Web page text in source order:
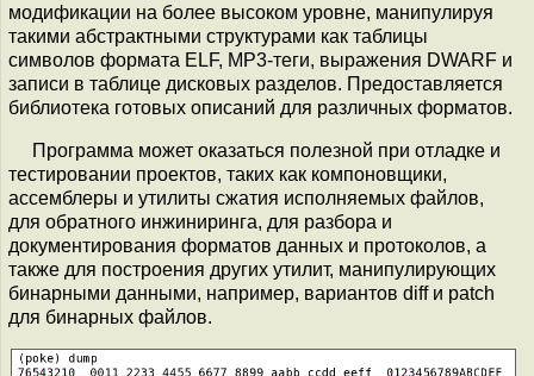
модификации на более высоком уровне, манипулируя
такими абстрактными структурами как таблицы
символов формата ELF, MP3-теги, выражения DWARF и
записи в таблице дисковых разделов. Предоставляется
библиотека готовых описаний для различных форматов.
Программа может оказаться полезной при отладке и
тестировании проектов, таких как компоновщики,
ассемблеры и утилиты сжатия исполняемых файлов,
для обратного инжиниринга, для разбора и
документирования форматов данных и протоколов, а
также для построения других утилит, манипулирующих
бинарными данными, например, вариантов diff и patch
для бинарных файлов.